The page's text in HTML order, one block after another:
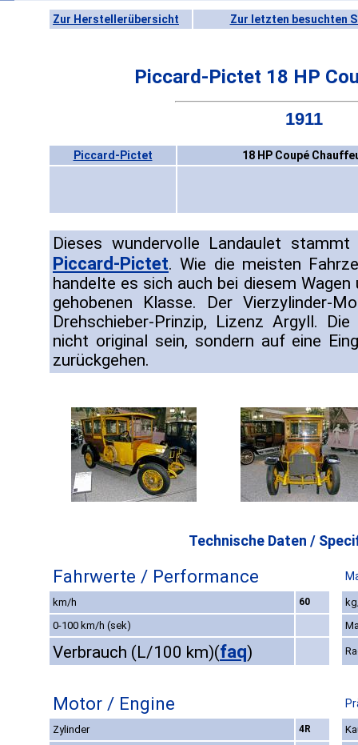
Zur Herstellerübersicht Zur letzten besuchten
Piccard-Pictet 18 HP
1911
Piccard-Pictet 18 HP Coupé
Dieses wundervolle Landaulet
Piccard-Pictet. Wie die meisten
handelte es sich auch bei diesem
gehobenen Klasse. Der Vierzylinder-
Drehschieber-Prinzip, Lizenz Argyll.
nicht original sein, sondern auf eine
zurückgehen.
Technische Daten /
Fahrwerte / Performance
km/h 60
0-100 km/h (sek)
Verbrauch (L/100 km)(faq)
Motor / Engine
Zylinder 4R